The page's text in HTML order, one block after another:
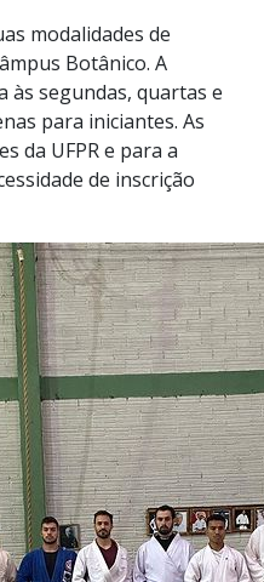
modalidades de
Botânico. A
às segundas, quartas e
para iniciantes. As
da UFPR e para a
de inscrição